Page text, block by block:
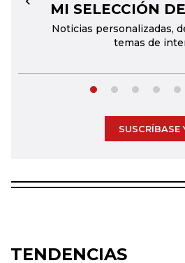
MI SELECCIÓN
Noticias personalizadas,
temas de
←
SUSCRÍBASE
TENDENCIAS